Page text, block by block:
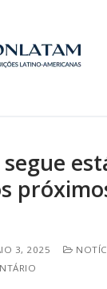
3, 2025